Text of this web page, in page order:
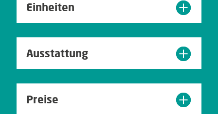
Einheiten
Ausstattung
Preise